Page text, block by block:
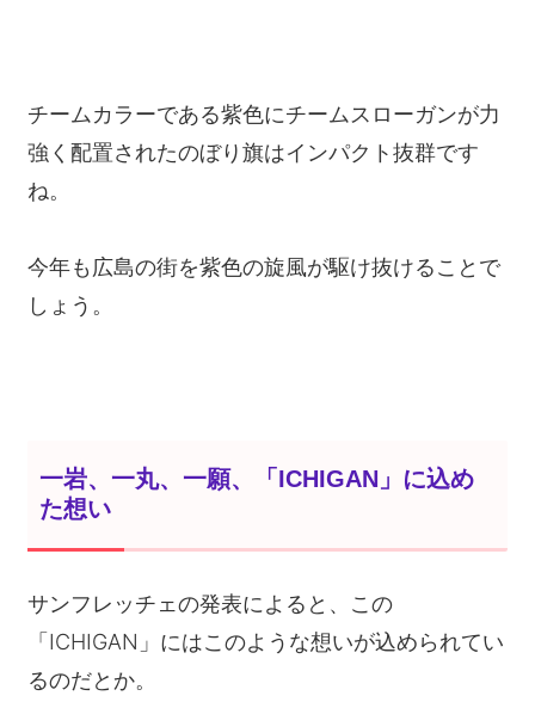
チームカラーである紫色にチームスローガンが力
強く配置されたのぼり旗はインパクト抜群です
ね。
今年も広島の街を紫色の旋風が駆け抜けることで
しょう。
一岩、一丸、一願、「ICHIGAN 」に込め
た想い
サンフレッチェの発表によると、この
「ICHIGAN」にはこのような想いが込められてい
るのだとか。